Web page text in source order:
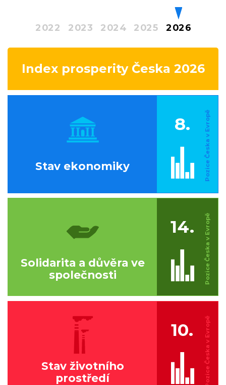
2022 2023 2024 2025 2026
Index prosperity Česka 2026
Stav ekonomiky
8.
Solidarita a důvěra ve
společnosti
14.
Stav životního
prostředí
10.